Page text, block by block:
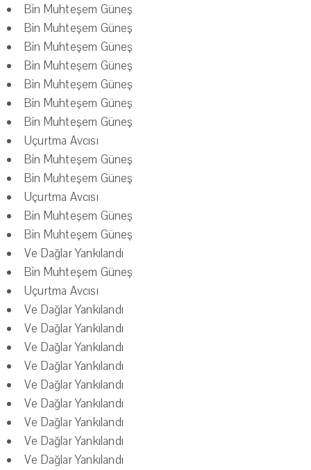
Bin Muhteşem Güneş
Bin Muhteşem Güneş
Bin Muhteşem Güneş
Bin Muhteşem Güneş
Bin Muhteşem Güneş
Bin Muhteşem Güneş
Bin Muhteşem Güneş
Uçurtma Avcısı
Bin Muhteşem Güneş
Bin Muhteşem Güneş
Uçurtma Avcısı
Bin Muhteşem Güneş
Bin Muhteşem Güneş
Ve Dağlar Yankılandı
Bin Muhteşem Güneş
Uçurtma Avcısı
Ve Dağlar Yankılandı
Ve Dağlar Yankılandı
Ve Dağlar Yankılandı
Ve Dağlar Yankılandı
Ve Dağlar Yankılandı
Ve Dağlar Yankılandı
Ve Dağlar Yankılandı
Ve Dağlar Yankılandı
Ve Dağlar Yankılandı